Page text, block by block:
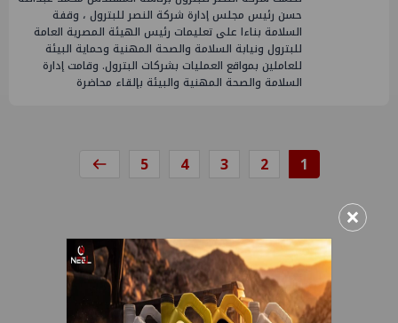
حسن رئيس مجلس إدارة شركة النصر للبترول ، وقفة
السلامة بناءا على تعليمات رئيس الهيئة المصرية العامة
للبترول ونيابة السلامة والصحة المهنية وحماية البيئة
للعاملين بمواقع العمليات بشركات البترول. وقامت إدارة
السلامة والصحة المهنية والبيئة بإلقاء محاضرة
1
2
3
4
5
×